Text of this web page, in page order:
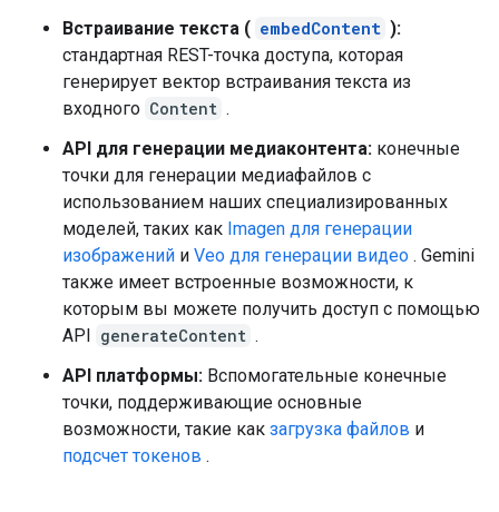
Встраивание текста ( embedContent ):
стандартная REST-точка доступа, которая
генерирует вектор встраивания текста из
входного Content .
API для генерации медиаконтента: конечные
точки для генерации медиафайлов с
использованием наших специализированных
моделей, таких как Imagen для генерации
изображений и Veo для генерации видео . Gemini
также имеет встроенные возможности, к
которым вы можете получить доступ с помощью
API generateContent .
API платформы: Вспомогательные конечные
точки, поддерживающие основные
возможности, такие как загрузка файлов и
подсчет токенов .